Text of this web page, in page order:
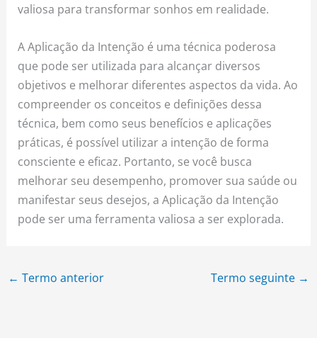
valiosa para transformar sonhos em realidade.
A Aplicação da Intenção é uma técnica poderosa
que pode ser utilizada para alcançar diversos
objetivos e melhorar diferentes aspectos da vida. Ao
compreender os conceitos e definições dessa
técnica, bem como seus benefícios e aplicações
práticas, é possível utilizar a intenção de forma
consciente e eficaz. Portanto, se você busca
melhorar seu desempenho, promover sua saúde ou
manifestar seus desejos, a Aplicação da Intenção
pode ser uma ferramenta valiosa a ser explorada.
← Termo anterior Termo seguinte →